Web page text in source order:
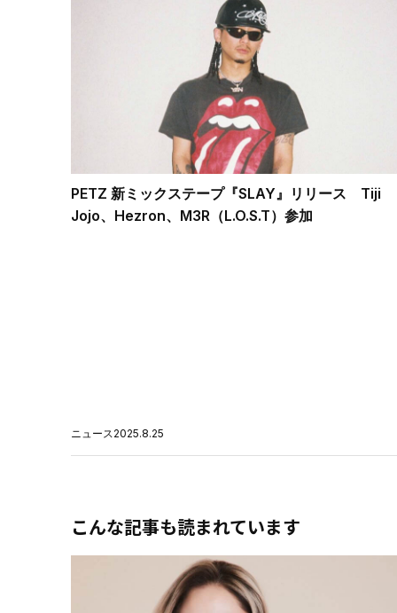
PETZ 新ミックステープ『SLAY』リリース Tiji
Jojo、Hezron、M3R（L.O.S.T）参加
ニュース2025.8.25
こんな記事も読まれています